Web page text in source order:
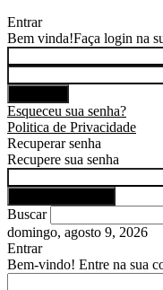
Entrar
Bem vinda!Faça login na
Esqueceu sua senha?
Politica de Privacidade
Recuperar senha
Recupere sua senha
Buscar
domingo, agosto 9, 2026
Entrar
Bem-vindo! Entre na sua